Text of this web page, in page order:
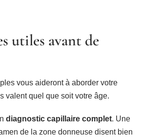
utiles avant de
vous aideront à aborder votre
valent quel que soit votre âge.
diagnostic capillaire complet. Une
de la zone donneuse disent bien